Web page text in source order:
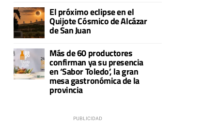
El próximo eclipse en el
Quijote Cósmico de Alcázar
de San Juan
Más de 60 productores
confirman ya su presencia
en ‘Sabor Toledo’, la gran
mesa gastronómica de la
provincia